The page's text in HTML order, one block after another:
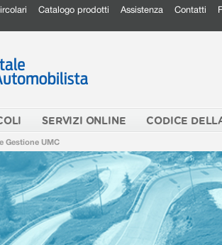
Catalogo prodotti Assistenza Contatti
SERVIZI ONLINE CODICE
Gestione UMC